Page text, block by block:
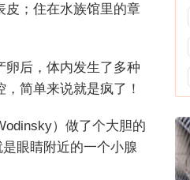
皮；住在水族馆里的章
卵后，体内发生了多种
简单来说就是疯了！
）做了个大胆的
眼睛附近的一个小腺